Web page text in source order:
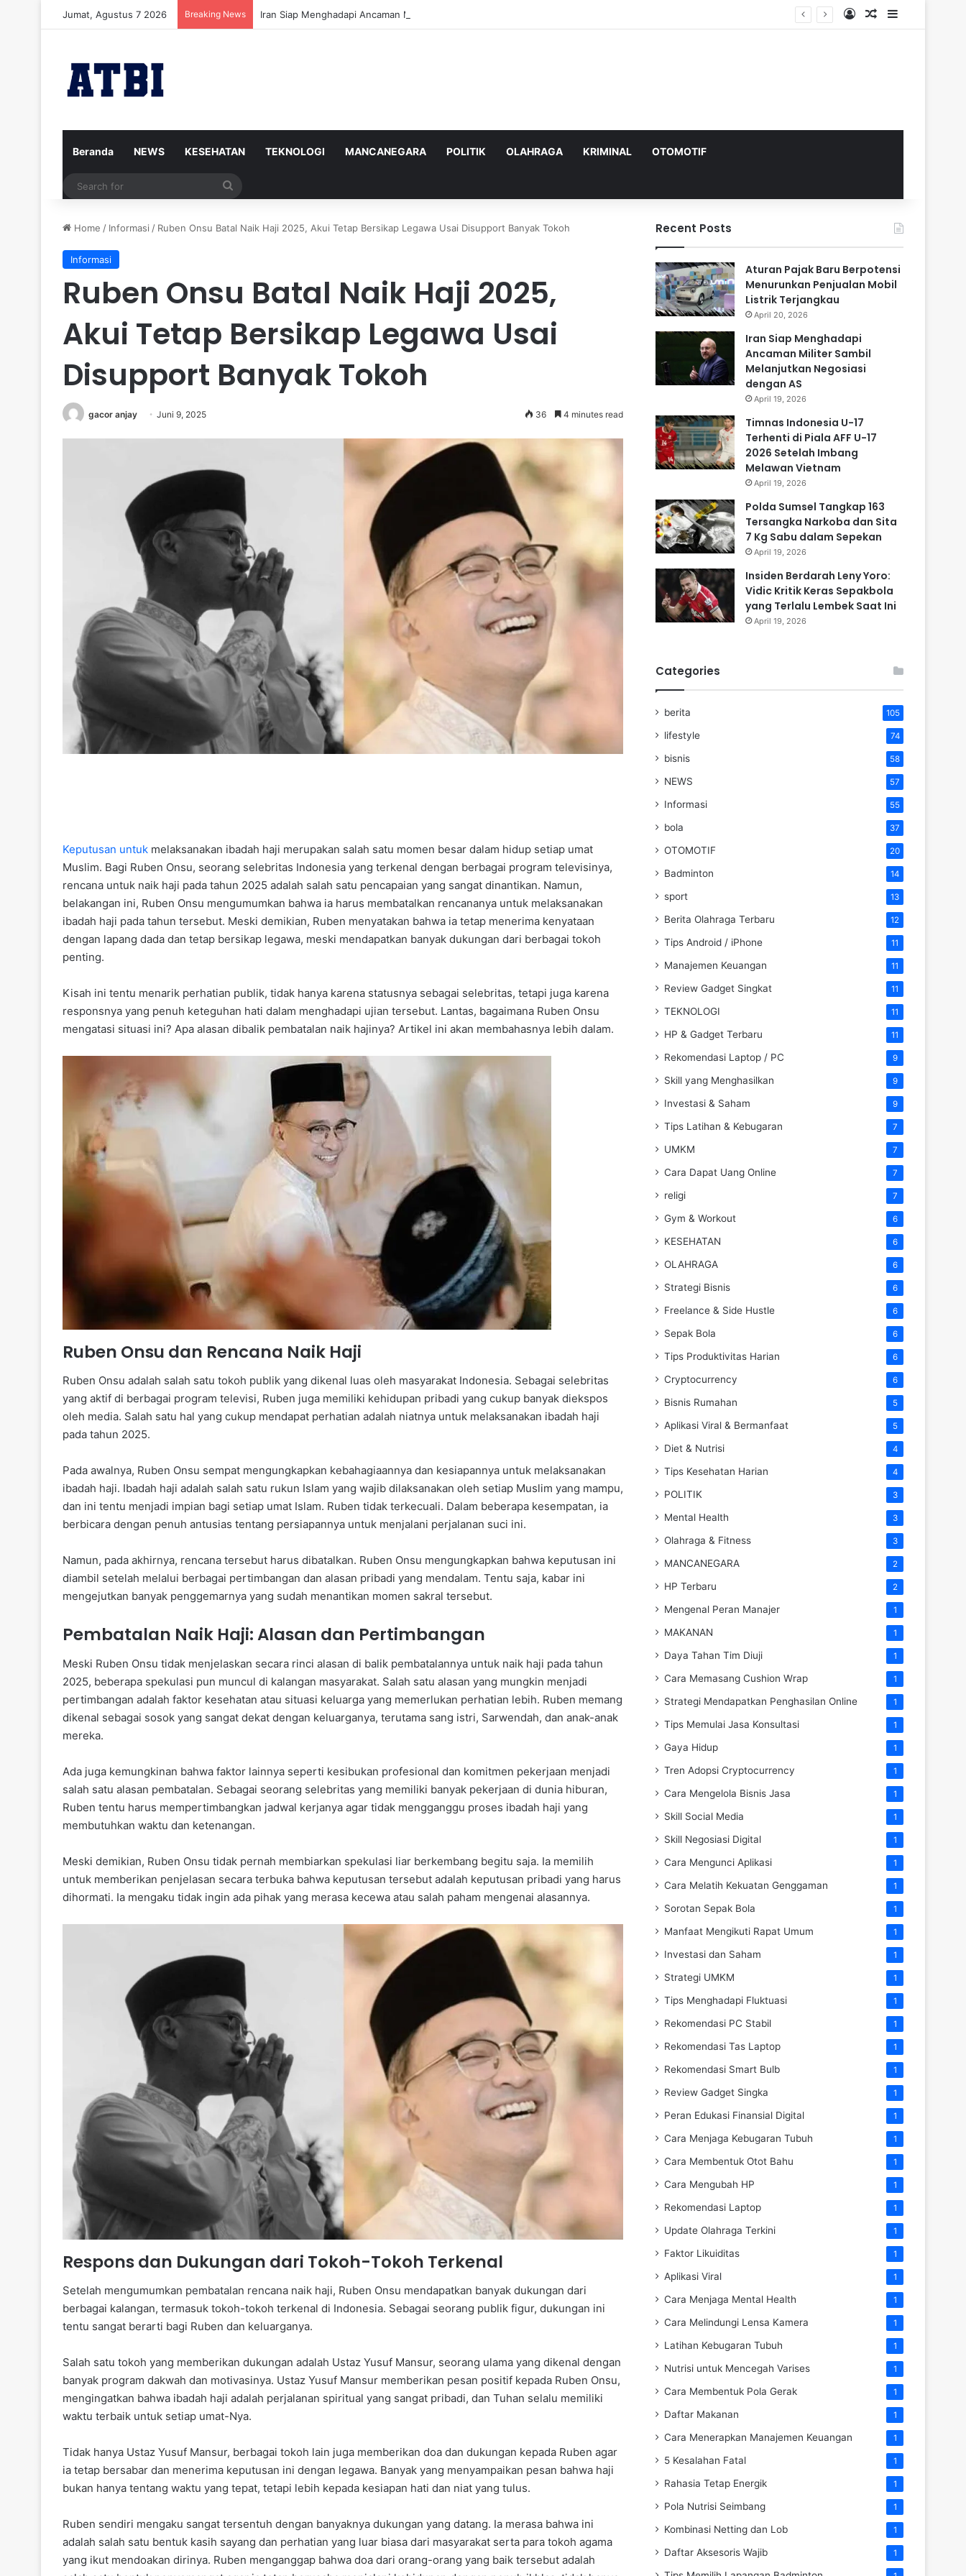
Jumat, Agustus 7 2026 Breaking News Iran Siap Menghadapi Ancaman Militer Sambil Melanjutkan Negosiasi dengan AS Log InRandom Article
Sidebar
Beranda NEWS KESEHATAN TEKNOLOGI MANCANEGARA POLITIK OLAHRAGA KRIMINAL OTOMOTIF
Home / Informasi / Ruben Onsu Batal Naik Haji 2025, Akui Tetap Bersikap Legawa Usai Disupport Banyak Tokoh
Informasi
Ruben Onsu Batal Naik Haji 2025,
Akui Tetap Bersikap Legawa Usai
Disupport Banyak Tokoh
gacor anjay Juni 9, 2025 36 4 minutes read
Keputusan untuk melaksanakan ibadah haji merupakan salah satu momen besar dalam hidup setiap umat
Muslim. Bagi Ruben Onsu, seorang selebritas Indonesia yang terkenal dengan berbagai program televisinya,
rencana untuk naik haji pada tahun 2025 adalah salah satu pencapaian yang sangat dinantikan. Namun,
belakangan ini, Ruben Onsu mengumumkan bahwa ia harus membatalkan rencananya untuk melaksanakan
ibadah haji pada tahun tersebut. Meski demikian, Ruben menyatakan bahwa ia tetap menerima kenyataan
dengan lapang dada dan tetap bersikap legawa, meski mendapatkan banyak dukungan dari berbagai tokoh
penting.
Kisah ini tentu menarik perhatian publik, tidak hanya karena statusnya sebagai selebritas, tetapi juga karena
responsnya yang penuh keteguhan hati dalam menghadapi ujian tersebut. Lantas, bagaimana Ruben Onsu
mengatasi situasi ini? Apa alasan dibalik pembatalan naik hajinya? Artikel ini akan membahasnya lebih dalam.
Ruben Onsu dan Rencana Naik Haji
Ruben Onsu adalah salah satu tokoh publik yang dikenal luas oleh masyarakat Indonesia. Sebagai selebritas
yang aktif di berbagai program televisi, Ruben juga memiliki kehidupan pribadi yang cukup banyak diekspos
oleh media. Salah satu hal yang cukup mendapat perhatian adalah niatnya untuk melaksanakan ibadah haji
pada tahun 2025.
Pada awalnya, Ruben Onsu sempat mengungkapkan kebahagiaannya dan kesiapannya untuk melaksanakan
ibadah haji. Ibadah haji adalah salah satu rukun Islam yang wajib dilaksanakan oleh setiap Muslim yang mampu,
dan ini tentu menjadi impian bagi setiap umat Islam. Ruben tidak terkecuali. Dalam beberapa kesempatan, ia
berbicara dengan penuh antusias tentang persiapannya untuk menjalani perjalanan suci ini.
Namun, pada akhirnya, rencana tersebut harus dibatalkan. Ruben Onsu mengungkapkan bahwa keputusan ini
diambil setelah melalui berbagai pertimbangan dan alasan pribadi yang mendalam. Tentu saja, kabar ini
mengejutkan banyak penggemarnya yang sudah menantikan momen sakral tersebut.
Pembatalan Naik Haji: Alasan dan Pertimbangan
Meski Ruben Onsu tidak menjelaskan secara rinci alasan di balik pembatalannya untuk naik haji pada tahun
2025, beberapa spekulasi pun muncul di kalangan masyarakat. Salah satu alasan yang mungkin menjadi
pertimbangan adalah faktor kesehatan atau situasi keluarga yang memerlukan perhatian lebih. Ruben memang
dikenal sebagai sosok yang sangat dekat dengan keluarganya, terutama sang istri, Sarwendah, dan anak-anak
mereka.
Ada juga kemungkinan bahwa faktor lainnya seperti kesibukan profesional dan komitmen pekerjaan menjadi
salah satu alasan pembatalan. Sebagai seorang selebritas yang memiliki banyak pekerjaan di dunia hiburan,
Ruben tentu harus mempertimbangkan jadwal kerjanya agar tidak mengganggu proses ibadah haji yang
membutuhkan waktu dan ketenangan.
Meski demikian, Ruben Onsu tidak pernah membiarkan spekulasi liar berkembang begitu saja. Ia memilih
untuk memberikan penjelasan secara terbuka bahwa keputusan tersebut adalah keputusan pribadi yang harus
dihormati. Ia mengaku tidak ingin ada pihak yang merasa kecewa atau salah paham mengenai alasannya.
Respons dan Dukungan dari Tokoh-Tokoh Terkenal
Setelah mengumumkan pembatalan rencana naik haji, Ruben Onsu mendapatkan banyak dukungan dari
berbagai kalangan, termasuk tokoh-tokoh terkenal di Indonesia. Sebagai seorang publik figur, dukungan ini
tentu sangat berarti bagi Ruben dan keluarganya.
Salah satu tokoh yang memberikan dukungan adalah Ustaz Yusuf Mansur, seorang ulama yang dikenal dengan
banyak program dakwah dan motivasinya. Ustaz Yusuf Mansur memberikan pesan positif kepada Ruben Onsu,
mengingatkan bahwa ibadah haji adalah perjalanan spiritual yang sangat pribadi, dan Tuhan selalu memiliki
waktu terbaik untuk setiap umat-Nya.
Tidak hanya Ustaz Yusuf Mansur, berbagai tokoh lain juga memberikan doa dan dukungan kepada Ruben agar
ia tetap bersabar dan menerima keputusan ini dengan legawa. Banyak yang menyampaikan pesan bahwa haji
bukan hanya tentang waktu yang tepat, tetapi lebih kepada kesiapan hati dan niat yang tulus.
Ruben sendiri mengaku sangat tersentuh dengan banyaknya dukungan yang datang. Ia merasa bahwa ini
adalah salah satu bentuk kasih sayang dan perhatian yang luar biasa dari masyarakat serta para tokoh agama
yang ikut mendoakan dirinya. Ruben menganggap bahwa doa dari orang-orang yang baik tersebut adalah
Recent Posts
Aturan Pajak Baru Berpotensi
Menurunkan Penjualan Mobil
Listrik Terjangkau
April 20, 2026
Iran Siap Menghadapi
Ancaman Militer Sambil
Melanjutkan Negosiasi
dengan AS
April 19, 2026
Timnas Indonesia U-17
Terhenti di Piala AFF U-17
2026 Setelah Imbang
Melawan Vietnam
April 19, 2026
Polda Sumsel Tangkap 163
Tersangka Narkoba dan Sita
7 Kg Sabu dalam Sepekan
April 19, 2026
Insiden Berdarah Leny Yoro:
Vidic Kritik Keras Sepakbola
yang Terlalu Lembek Saat Ini
April 19, 2026
Categories
berita 105
lifestyle 74
bisnis 58
NEWS 57
Informasi 55
bola 37
OTOMOTIF 20
Badminton 14
sport 13
Berita Olahraga Terbaru 12
Tips Android / iPhone 11
Manajemen Keuangan 11
Review Gadget Singkat 11
TEKNOLOGI 11
HP & Gadget Terbaru 11
Rekomendasi Laptop / PC 9
Skill yang Menghasilkan 9
Investasi & Saham 9
Tips Latihan & Kebugaran 7
UMKM 7
Cara Dapat Uang Online 7
religi 7
Gym & Workout 6
KESEHATAN 6
OLAHRAGA 6
Strategi Bisnis 6
Freelance & Side Hustle 6
Sepak Bola 6
Tips Produktivitas Harian 6
Cryptocurrency 6
Bisnis Rumahan 5
Aplikasi Viral & Bermanfaat 5
Diet & Nutrisi 4
Tips Kesehatan Harian 4
POLITIK 3
Mental Health 3
Olahraga & Fitness 3
MANCANEGARA 2
HP Terbaru 2
Mengenal Peran Manajer 1
MAKANAN 1
Daya Tahan Tim Diuji 1
Cara Memasang Cushion Wrap 1
Strategi Mendapatkan Penghasilan Online 1
Tips Memulai Jasa Konsultasi 1
Gaya Hidup 1
Tren Adopsi Cryptocurrency 1
Cara Mengelola Bisnis Jasa 1
Skill Social Media 1
Skill Negosiasi Digital 1
Cara Mengunci Aplikasi 1
Cara Melatih Kekuatan Genggaman 1
Sorotan Sepak Bola 1
Manfaat Mengikuti Rapat Umum 1
Investasi dan Saham 1
Strategi UMKM 1
Tips Menghadapi Fluktuasi 1
Rekomendasi PC Stabil 1
Rekomendasi Tas Laptop 1
Rekomendasi Smart Bulb 1
Review Gadget Singka 1
Peran Edukasi Finansial Digital 1
Cara Menjaga Kebugaran Tubuh 1
Cara Membentuk Otot Bahu 1
Cara Mengubah HP 1
Rekomendasi Laptop 1
Update Olahraga Terkini 1
Faktor Likuiditas 1
Aplikasi Viral 1
Cara Menjaga Mental Health 1
Cara Melindungi Lensa Kamera 1
Latihan Kebugaran Tubuh 1
Nutrisi untuk Mencegah Varises 1
Cara Membentuk Pola Gerak 1
Daftar Makanan 1
Cara Menerapkan Manajemen Keuangan 1
5 Kesalahan Fatal 1
Rahasia Tetap Energik 1
Pola Nutrisi Seimbang 1
Kombinasi Netting dan Lob 1
Daftar Aksesoris Wajib 1